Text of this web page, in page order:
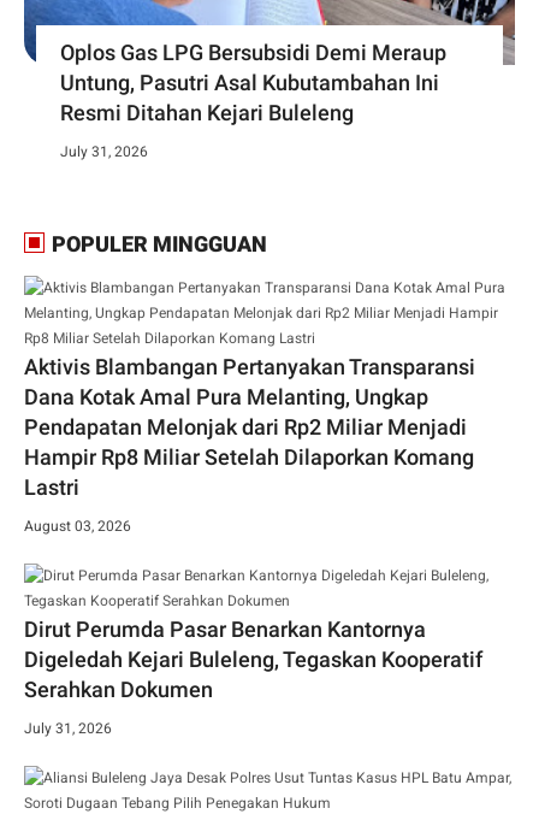
Oplos Gas LPG Bersubsidi Demi Meraup
Untung, Pasutri Asal Kubutambahan Ini
Resmi Ditahan Kejari Buleleng
July 31, 2026
POPULER MINGGUAN
Aktivis Blambangan Pertanyakan Transparansi
Dana Kotak Amal Pura Melanting, Ungkap
Pendapatan Melonjak dari Rp2 Miliar Menjadi
Hampir Rp8 Miliar Setelah Dilaporkan Komang
Lastri
August 03, 2026
Dirut Perumda Pasar Benarkan Kantornya
Digeledah Kejari Buleleng, Tegaskan Kooperatif
Serahkan Dokumen
July 31, 2026